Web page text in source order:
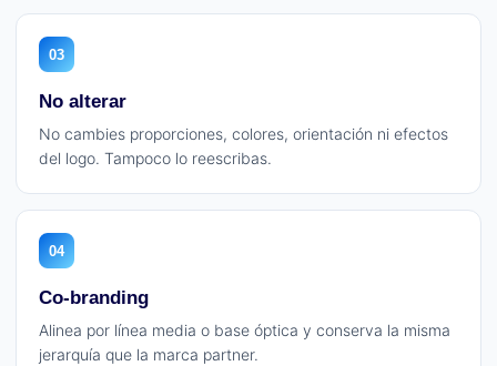
03
No alterar
No cambies proporciones, colores, orientación ni efectos
del logo. Tampoco lo reescribas.
04
Co-branding
Alinea por línea media o base óptica y conserva la misma
jerarquía que la marca partner.